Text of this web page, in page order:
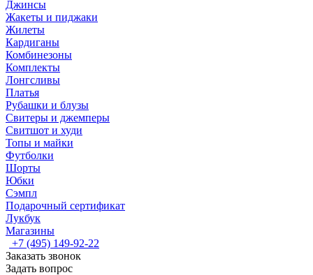
Джинсы
Жакеты и пиджаки
Жилеты
Кардиганы
Комбинезоны
Комплекты
Лонгсливы
Платья
Рубашки и блузы
Свитеры и джемперы
Свитшот и худи
Топы и майки
Футболки
Шорты
Юбки
Сэмпл
Подарочный сертификат
Лукбук
Магазины
+7 (495) 149-92-22
Заказать звонок
Задать вопрос